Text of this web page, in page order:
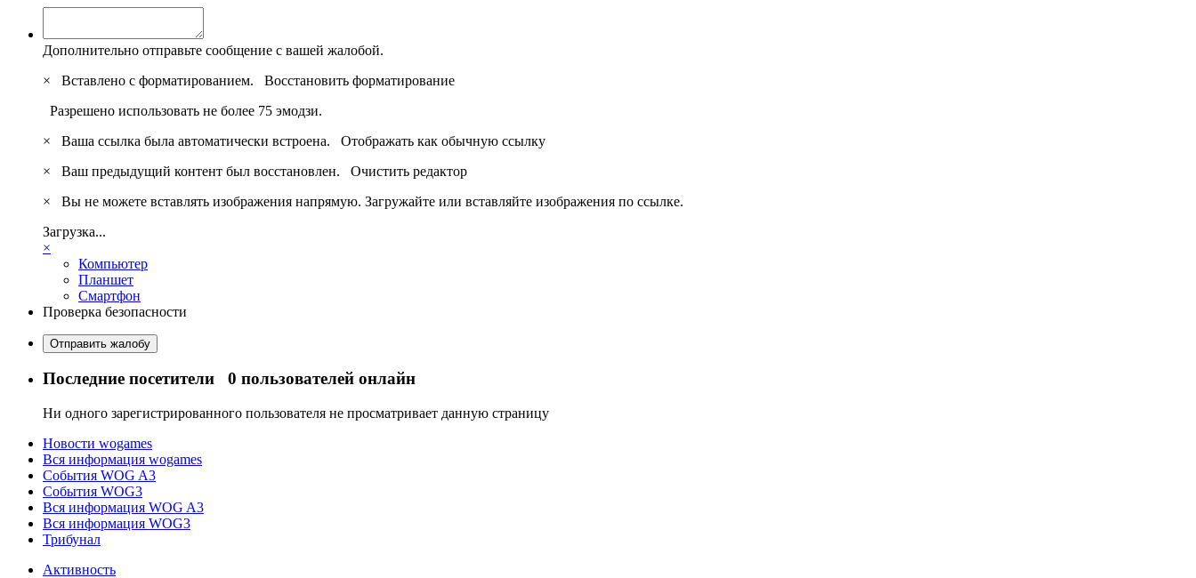
Дополнительно отправьте сообщение с вашей жалобой.
×
Вставлено с форматированием. Восстановить форматирование
Разрешено использовать не более 75 эмодзи.
×
Ваша ссылка была автоматически встроена. Отображать как обычную ссылку
×
Ваш предыдущий контент был восстановлен. Очистить редактор
×
Вы не можете вставлять изображения напрямую. Загружайте или вставляйте изображения по ссылке.
Загрузка...
×
Компьютер
Планшет
Смартфон
Проверка безопасности
Отправить жалобу
Последние посетители 0 пользователей онлайн
Ни одного зарегистрированного пользователя не просматривает данную страницу
Новости wogames
Вся информация wogames
События WOG A3
События WOG3
Вся информация WOG A3
Вся информация WOG3
Трибунал
Активность